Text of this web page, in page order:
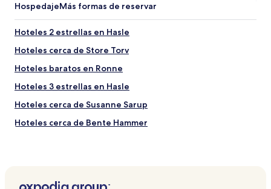
HospedajeMás formas de reservar
Hoteles 2 estrellas en Hasle
Hoteles cerca de Store Torv
Hoteles baratos en Ronne
Hoteles 3 estrellas en Hasle
Hoteles cerca de Susanne Sarup
Hoteles cerca de Bente Hammer